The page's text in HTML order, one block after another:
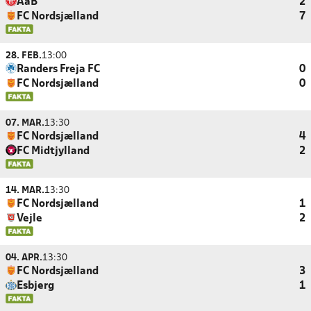
AaB
2
FC Nordsjælland
7
28. FEB.13:00
Randers Freja FC
0
FC Nordsjælland
0
07. MAR.13:30
FC Nordsjælland
4
FC Midtjylland
2
14. MAR.13:30
FC Nordsjælland
1
Vejle
2
04. APR.13:30
FC Nordsjælland
3
Esbjerg
1